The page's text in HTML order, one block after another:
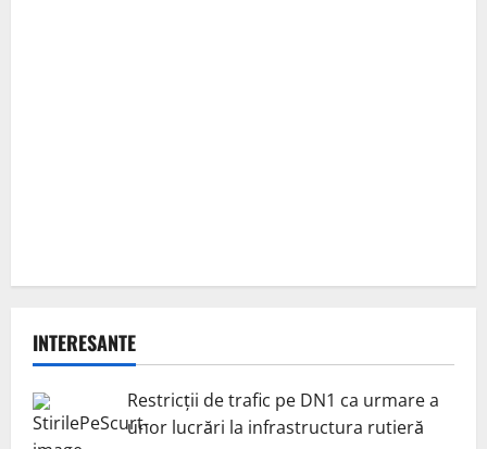
INTERESANTE
Restricții de trafic pe DN1 ca urmare a
unor lucrări la infrastructura rutieră